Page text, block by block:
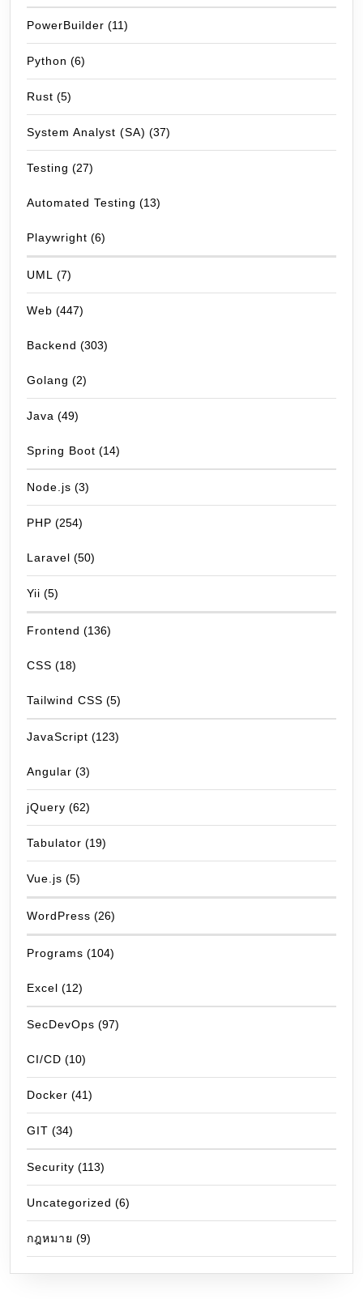
PowerBuilder (11)
Python (6)
Rust (5)
System Analyst (SA) (37)
Testing (27)
Automated Testing (13)
Playwright (6)
UML (7)
Web (447)
Backend (303)
Golang (2)
Java (49)
Spring Boot (14)
Node.js (3)
PHP (254)
Laravel (50)
Yii (5)
Frontend (136)
CSS (18)
Tailwind CSS (5)
JavaScript (123)
Angular (3)
jQuery (62)
Tabulator (19)
Vue.js (5)
WordPress (26)
Programs (104)
Excel (12)
SecDevOps (97)
CI/CD (10)
Docker (41)
GIT (34)
Security (113)
Uncategorized (6)
กฎหมาย (9)